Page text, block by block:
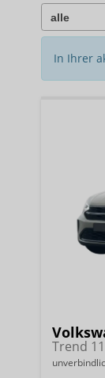
In Ihrer